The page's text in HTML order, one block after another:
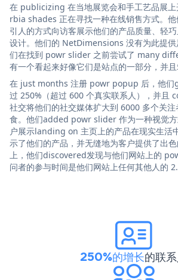
在 publicizing 在当地展览会和手工艺品展上
rbia shades 正在寻找一种在线销售方式。
引人的方式向访客展示他们的产品质量、轻
设计。他们的 NetDimensions 没有为此提
们在找到 powr slider 之前尝试了 many
有一个看起来好像它们是站点的一部分，并且
在 just months 注册 powr popup 后，他们
过 250%（超过 600 个真实联系人），并且
社交将他们的社交媒体扩大到 6000 多个关
食。他们added powr slider 作为一种视觉
户展示landing on 主页上的产品在现实生活
示了他们的产品，并无缝地为客户提供了出
上，他们discovered发现与他们网站上的
问者的参与时间是他们网站上任何其他人的
250%的增长的联